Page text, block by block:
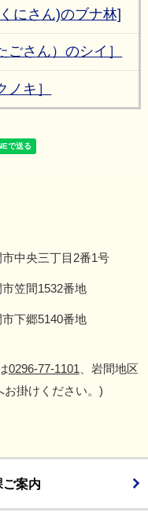
にさん)のブナ林]
さん）のシイ］
キ］
中央三丁目2番1号
笠間1532番地
下郷5140番地
0296-77-1101 、岩間地区
お掛けください。)
ご案内